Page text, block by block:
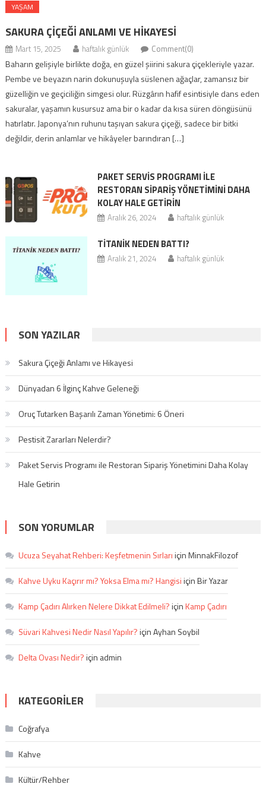
YAŞAM
SAKURA ÇIÇEĞI ANLAMI VE HIKAYESI
Mart 15, 2025 haftalık günlük Comment(0)
Baharın gelişiyle birlikte doğa, en güzel şiirini sakura çiçekleriyle yazar.
Pembe ve beyazın narin dokunuşuyla süslenen ağaçlar, zamansız bir
güzelliğin ve geçiciliğin simgesi olur. Rüzgârın hafif esintisiyle dans eden
sakuralar, yaşamın kusursuz ama bir o kadar da kısa süren döngüsünü
hatırlatır. Japonya’nın ruhunu taşıyan sakura çiçeği, sadece bir bitki
değildir, derin anlamlar ve hikâyeler barındıran […]
PAKET SERVIS PROGRAMI ILE
RESTORAN SIPARIŞ YÖNETIMINI DAHA
KOLAY HALE GETIRIN
Aralık 26, 2024 haftalık günlük
TITANIK NEDEN BATTI?
Aralık 21, 2024 haftalık günlük
SON YAZILAR
Sakura Çiçeği Anlamı ve Hikayesi
Dünyadan 6 İlginç Kahve Geleneği
Oruç Tutarken Başarılı Zaman Yönetimi: 6 Öneri
Pestisit Zararları Nelerdir?
Paket Servis Programı ile Restoran Sipariş Yönetimini Daha Kolay
Hale Getirin
SON YORUMLAR
Ucuza Seyahat Rehberi: Keşfetmenin SırlarıiçinMinnakFilozof
Kahve Uyku Kaçırır mı? Yoksa Elma mı? HangisiiçinBir Yazar
Kamp Çadırı Alırken Nelere Dikkat Edilmeli?içinKamp Çadırı
Süvari Kahvesi Nedir Nasıl Yapılır?içinAyhan Soybil
Delta Ovası Nedir?için admin
KATEGORILER
Coğrafya
Kahve
Kültür/Rehber